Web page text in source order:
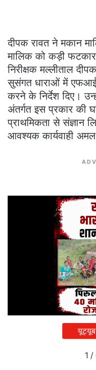
दीपक रावत ने मकान
मालिक को कड़ी
निरीक्षक मल्लीताल
सुसंगत धाराओं में
करने के निर्देश दिए।
अंतर्गत इस प्रकार की
प्राथमिकता से संज्ञान
आवश्यक कार्यवाही
1 /